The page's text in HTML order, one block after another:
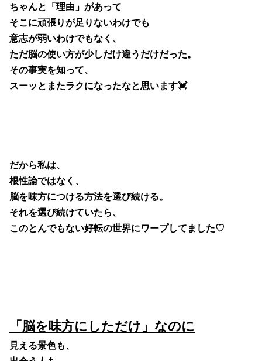
ちゃんと「理由」があって
そこに頑張りが足りないわけでも
意志が弱いわけでもなく、
ただ脳の使い方が少しだけ違うだけだった。
その事実を知って、
スーッとまたラクになったなと思います💓
だから私は、
根性論ではなく、
脳を味方につける方法を選び続ける。
それを選び続けていたら、
このとんでもない好転の世界にワープしてました♡
「脳を味方にしただけ」なのに
見える景色も、